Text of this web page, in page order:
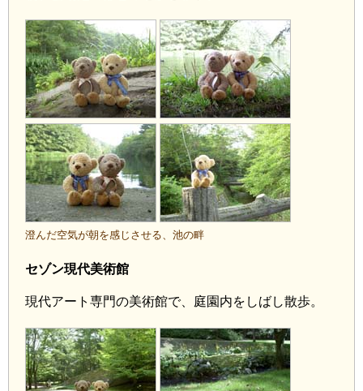
澄んだ空気が朝を感じさせる、池の畔
セゾン現代美術館
現代アート専門の美術館で、庭園内をしばし散歩。